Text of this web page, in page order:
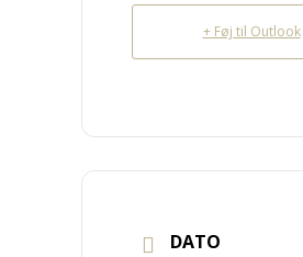
+ Føj til Outlook
DATO